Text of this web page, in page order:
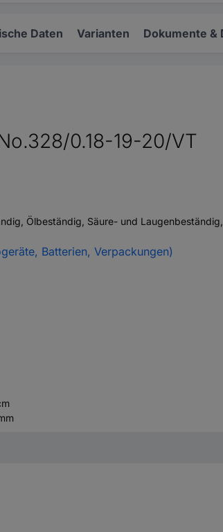
Daten Varianten Dokumente &
0.18-19-20/VT
Ölbeständig, Säure- und
Batterien, Verpackungen)